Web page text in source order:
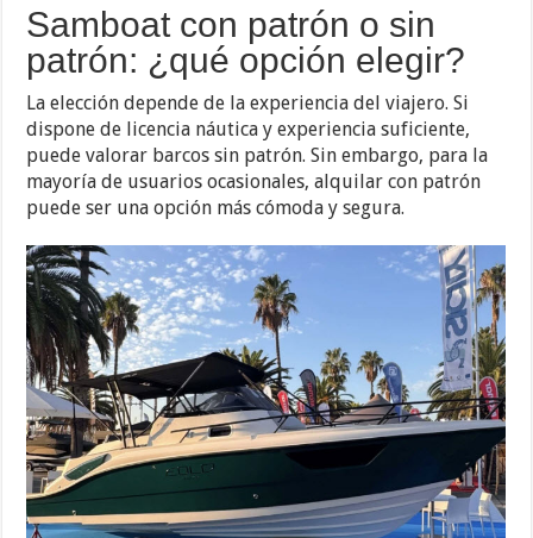
Samboat con patrón o sin
patrón: ¿qué opción elegir?
La elección depende de la experiencia del viajero. Si
dispone de licencia náutica y experiencia suficiente,
puede valorar barcos sin patrón. Sin embargo, para la
mayoría de usuarios ocasionales, alquilar con patrón
puede ser una opción más cómoda y segura.